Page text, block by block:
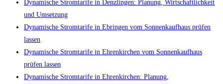
Dynamische Stromtarife in Denzlingen: Planung, Wirtschaftlichkeit
und Umsetzung
Dynamische Stromtarife in Ebringen vom Sonnenkaufhaus prüfen
lassen
Dynamische Stromtarife in Ehrenkirchen vom Sonnenkaufhaus
prüfen lassen
Dynamische Stromtarife in Ehrenkirchen: Planung,